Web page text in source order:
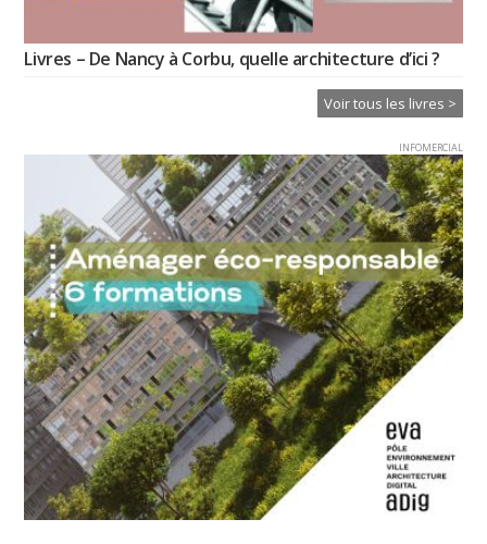
Livres – De Nancy à Corbu, quelle architecture d’ici ?
Voir tous les livres >
INFOMERCIAL